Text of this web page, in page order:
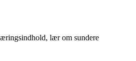
lær om sundere